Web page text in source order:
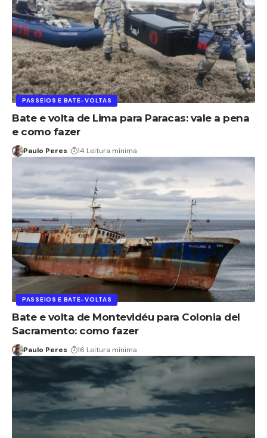
PASSEIOS E BATE-VOLTAS
Bate e volta de Lima para Paracas: vale a pena
e como fazer
Paulo Peres 14 Leitura mínima
PASSEIOS E BATE-VOLTAS
Bate e volta de Montevidéu para Colonia del
Sacramento: como fazer
Paulo Peres 16 Leitura mínima